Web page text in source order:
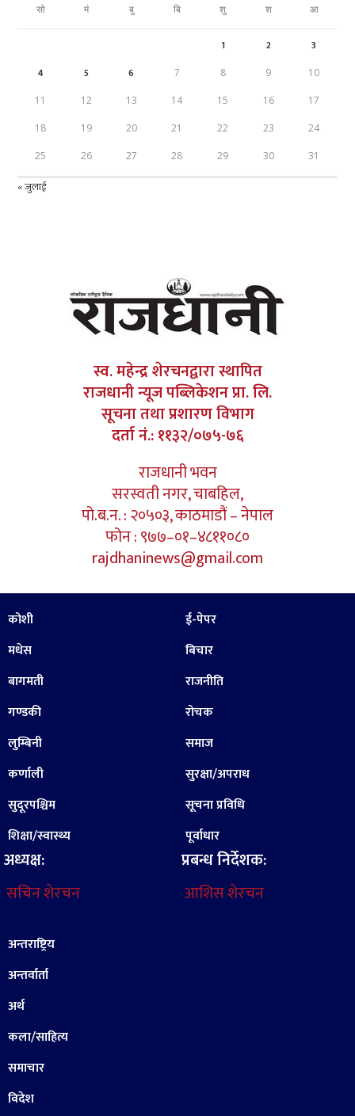
सो मं बु बि शु श आ
1 2
3
4
5 6 7 8 9 10
11 12 13 14 15 16 17
18 19 20 21 22 23 24
25 26 27 28 29 30 31
« जुलाई
स्व. महेन्द्र शेरचनद्वारा स्थापित
राजधानी न्यूज पब्लिकेशन प्रा. लि.
सूचना तथा प्रशारण विभाग
दर्ता नं.: ११३२/०७५-७६
राजधानी भवन
सरस्वती नगर, चाबहिल,
पो.ब.न. : २०५०३, काठमाडौं – नेपाल
फोन : ९७७–०१–४८११०८०
rajdhaninews@gmail.com
कोशी
मधेस
बागमती
गण्डकी
लुम्बिनी
कर्णाली
सुदूरपश्चिम
शिक्षा/स्वास्थ्य
अध्यक्ष:
सचिन शेरचन
ई-पेपर
बिचार
राजनीति
रोचक
समाज
सुरक्षा/अपराध
सूचना प्रविधि
पूर्वाधार
प्रबन्ध निर्देशक:
आशिस शेरचन
अन्तराष्ट्रिय
अन्तर्वार्ता
अर्थ
कला/साहित्य
समाचार
विदेश